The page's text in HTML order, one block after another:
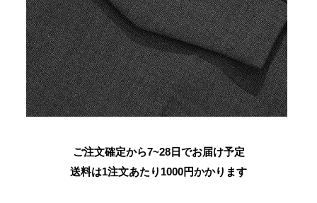
ご注文確定から7~28日でお届け予定
送料は1注文あたり 1000円かかります